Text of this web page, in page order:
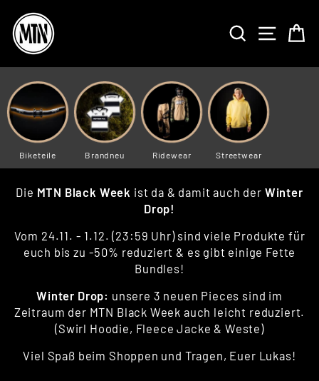
content
SEARCHSITE
Biketeile Brandneu Ridewear Streetwear
Die MTN Black Week ist da & damit auch der Winter
Drop!
Vom 24.11. - 1.12. (23:59 Uhr) sind viele Produkte für
euch bis zu -50% reduziert & es gibt einige Fette
Bundles!
Winter Drop: unsere 3 neuen Pieces sind im
Zeitraum der MTN Black Week auch leicht reduziert.
(Swirl Hoodie, Fleece Jacke & Weste)
Viel Spaß beim Shoppen und Tragen, Euer Lukas!